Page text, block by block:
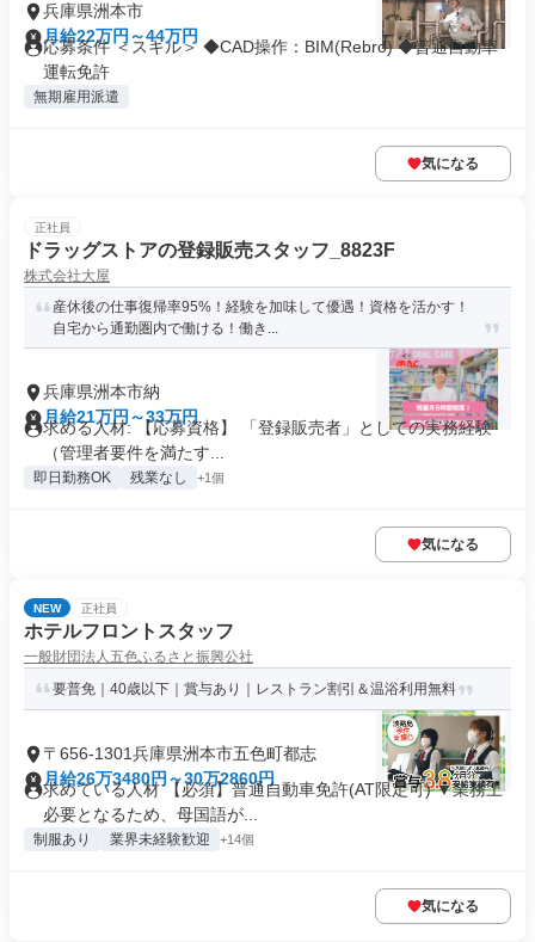
兵庫県洲本市
月給22万円～44万円
応募条件 ＜スキル＞ ◆CAD操作：BIM(Rebro) ◆普通自動車
運転免許
無期雇用派遣
気になる
正社員
ドラッグストアの登録販売スタッフ_8823F
株式会社大屋
産休後の仕事復帰率95%！経験を加味して優遇！資格を活かす！
自宅から通勤圏内で働ける！働き...
兵庫県洲本市納
月給21万円～33万円
求める人材: 【応募資格】 「登録販売者」としての実務経験
（管理者要件を満たす...
即日勤務OK 残業なし +1個
気になる
NEW 正社員
ホテルフロントスタッフ
一般財団法人五色ふるさと振興公社
要普免｜40歳以下｜賞与あり｜レストラン割引＆温浴利用無料
〒656-1301兵庫県洲本市五色町都志
月給26万3480円～30万2860円
求めている人材 【必須】普通自動車免許(AT限定可) ▼業務上
必要となるため、母国語が...
制服あり 業界未経験歓迎 +14個
気になる